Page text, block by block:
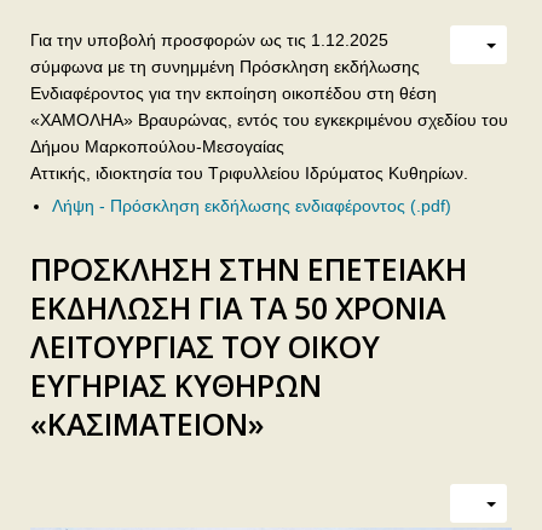
Για την υποβολή προσφορών ως τις 1.12.2025
σύμφωνα με τη συνημμένη Πρόσκληση εκδήλωσης
Ενδιαφέροντος για την εκποίηση οικοπέδου στη θέση
«ΧΑΜΟΛΗΑ» Βραυρώνας, εντός του εγκεκριμένου σχεδίου του
Δήμου Μαρκοπούλου-Μεσογαίας
Αττικής, ιδιοκτησία του Τριφυλλείου Ιδρύματος Κυθηρίων.
Λήψη - Πρόσκληση εκδήλωσης ενδιαφέροντος (.pdf)
ΠΡΟΣΚΛΗΣΗ ΣΤΗΝ ΕΠΕΤΕΙΑΚΗ
ΕΚΔΗΛΩΣΗ ΓΙΑ ΤΑ 50 ΧΡΟΝΙΑ
ΛΕΙΤΟΥΡΓΙΑΣ ΤΟΥ ΟΙΚΟΥ
ΕΥΓΗΡΙΑΣ ΚΥΘΗΡΩΝ
«ΚΑΣΙΜΑΤΕΙΟΝ»